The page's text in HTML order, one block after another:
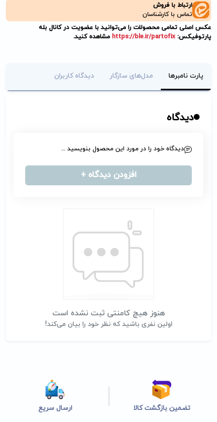
ارتباط با فروش
تماس با کارشناسان
عکس اصلی تمامی محصولات را می‌توانید با عضویت در کانال بله
پارتوفیکس: https://ble.ir/partofix مشاهده کنید.
پارت نامبرها مدل‌های سازگار دیدگاه کاربران
دیدگاه
هنوز هیچ کامنتی ثبت نشده است
اولین نفری باشید که نظر خود را بیان می‌کند!
دیدگاه خود را در مورد این محصول بنویسید ...
افزودن دیدگاه +
تضمین بازگشت کالا ارسال سریع